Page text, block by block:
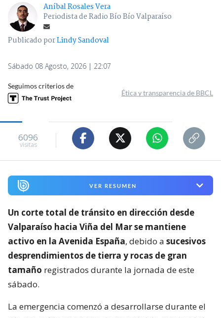
Aníbal Rosales Vera
Periodista de Radio Bío Bío Valparaíso
Publicado porLindy Sandoval
Sábado 08 Agosto, 2026 | 22:07
Seguimos criterios de
Ética y transparencia de BBCL
6096
visitas
VER RESUMEN
Un corte total de tránsito en dirección desde
Valparaíso hacia Viña del Mar se mantiene
activo en la Avenida España, debido a sucesivos
desprendimientos de tierra y rocas de gran
tamaño registrados durante la jornada de este
sábado.
La emergencia comenzó a desarrollarse durante el